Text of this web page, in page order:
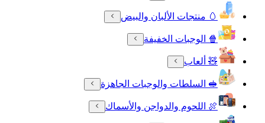
🥚 منتجات الألبان والبيض
🍿 الوجبات الخفيفة
🧸 ألعاب
🥪 السلطات والوجبات الجاهزة
🍖 اللحوم والدواجن والأسماك